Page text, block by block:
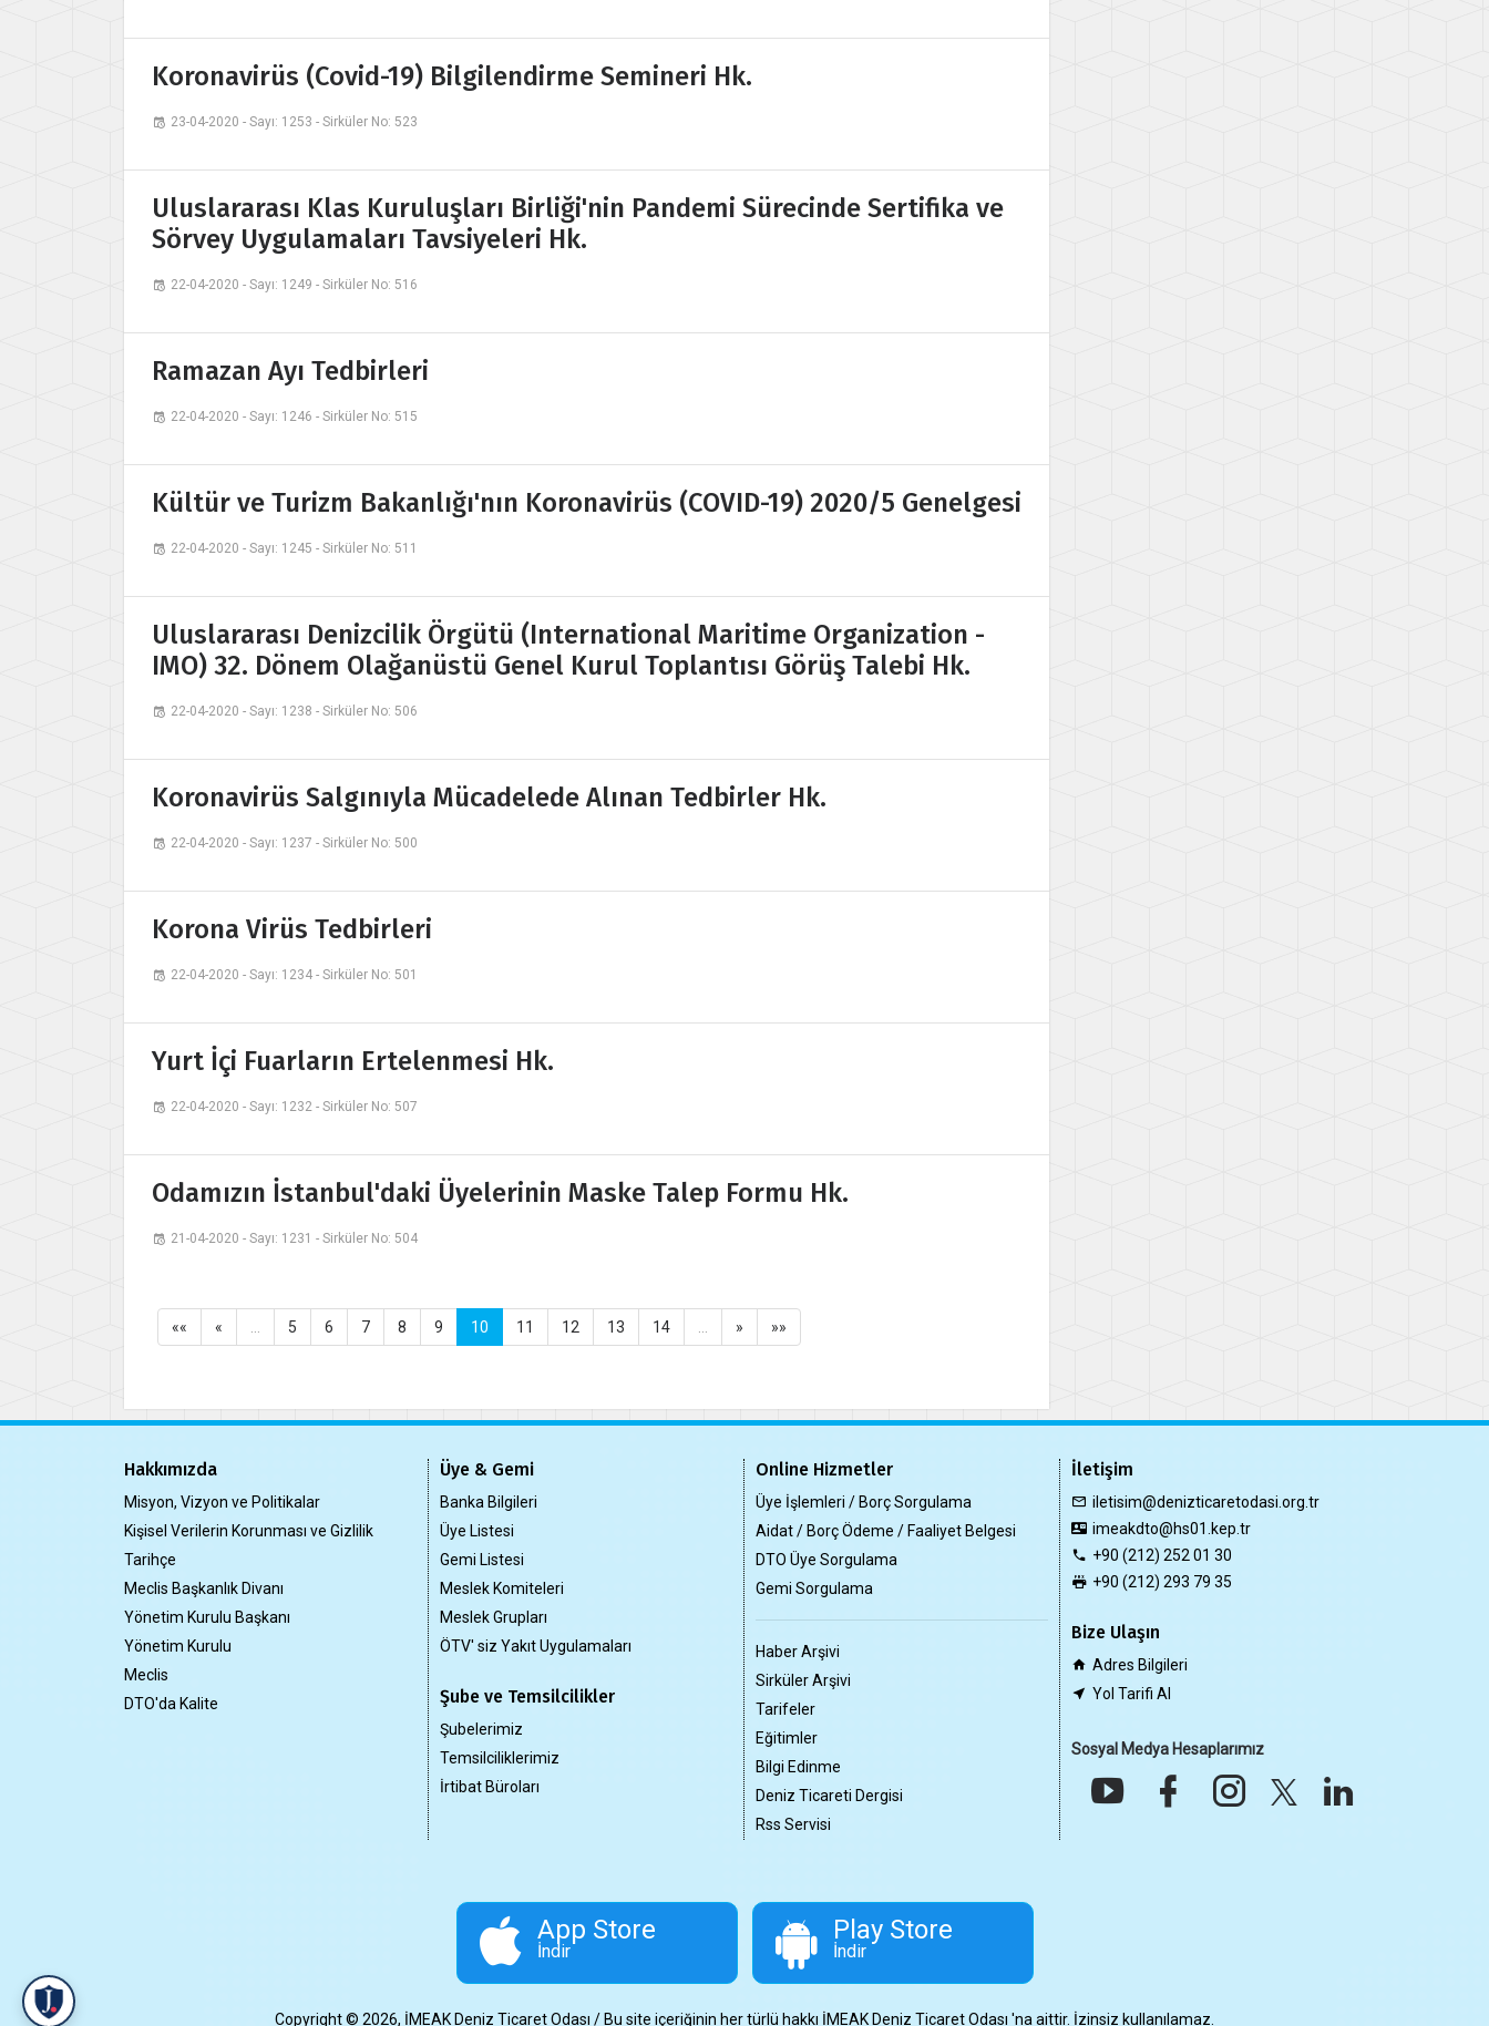
Koronavirüs (Covid-19) Bilgilendirme Semineri Hk.
23-04-2020 - Sayı: 1253 - Sirküler No: 523
Uluslararası Klas Kuruluşları Birliği'nin Pandemi Sürecinde Sertifika ve
Sörvey Uygulamaları Tavsiyeleri Hk.
22-04-2020 - Sayı: 1249 - Sirküler No: 516
Ramazan Ayı Tedbirleri
22-04-2020 - Sayı: 1246 - Sirküler No: 515
Kültür ve Turizm Bakanlığı'nın Koronavirüs (COVID-19) 2020/5 Genelgesi
22-04-2020 - Sayı: 1245 - Sirküler No: 511
Uluslararası Denizcilik Örgütü (International Maritime Organization -
IMO) 32. Dönem Olağanüstü Genel Kurul Toplantısı Görüş Talebi Hk.
22-04-2020 - Sayı: 1238 - Sirküler No: 506
Koronavirüs Salgınıyla Mücadelede Alınan Tedbirler Hk.
22-04-2020 - Sayı: 1237 - Sirküler No: 500
Korona Virüs Tedbirleri
22-04-2020 - Sayı: 1234 - Sirküler No: 501
Yurt İçi Fuarların Ertelenmesi Hk.
22-04-2020 - Sayı: 1232 - Sirküler No: 507
Odamızın İstanbul'daki Üyelerinin Maske Talep Formu Hk.
21-04-2020 - Sayı: 1231 - Sirküler No: 504
«« « 5 6 7 8 9 10 11 12 13 14 » »»
Hakkımızda
Misyon, Vizyon ve Politikalar
Kişisel Verilerin Korunması ve Gizlilik
Tarihçe
Meclis Başkanlık Divanı
Yönetim Kurulu Başkanı
Yönetim Kurulu
Meclis
DTO'da Kalite
Üye & Gemi
Banka Bilgileri
Üye Listesi
Gemi Listesi
Meslek Komiteleri
Meslek Grupları
ÖTV' siz Yakıt Uygulamaları
Şube ve Temsilcilikler
Şubelerimiz
Temsilciliklerimiz
İrtibat Büroları
Online Hizmetler
Üye İşlemleri / Borç Sorgulama
Aidat / Borç Ödeme / Faaliyet Belgesi
DTO Üye Sorgulama
Gemi Sorgulama
Haber Arşivi
Sirküler Arşivi
Tarifeler
Eğitimler
Bilgi Edinme
Deniz Ticareti Dergisi
Rss Servisi
İletişim
iletisim@denizticaretodasi.org.tr
imeakdto@hs01.kep.tr
+90 (212) 252 01 30
+90 (212) 293 79 35
Bize Ulaşın
Adres Bilgileri
Yol Tarifi Al
Sosyal Medya Hesaplarımız
App Store
İndir
Play Store
İndir
Copyright © 2026, İMEAK Deniz Ticaret Odası / Bu site içeriğinin her türlü hakkı İMEAK Deniz Ticaret Odası 'na aittir. İzinsiz kullanılamaz.